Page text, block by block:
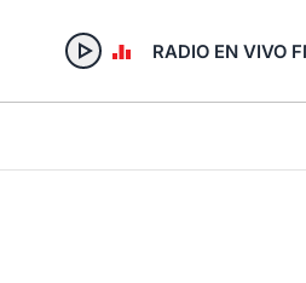
RADIO EN VIVO